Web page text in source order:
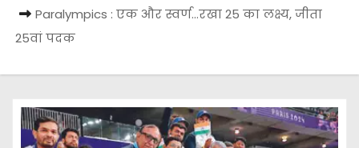
Paralympics : एक और स्वर्ण…रखा 25 का लक्ष्य, जीता
25वां पदक